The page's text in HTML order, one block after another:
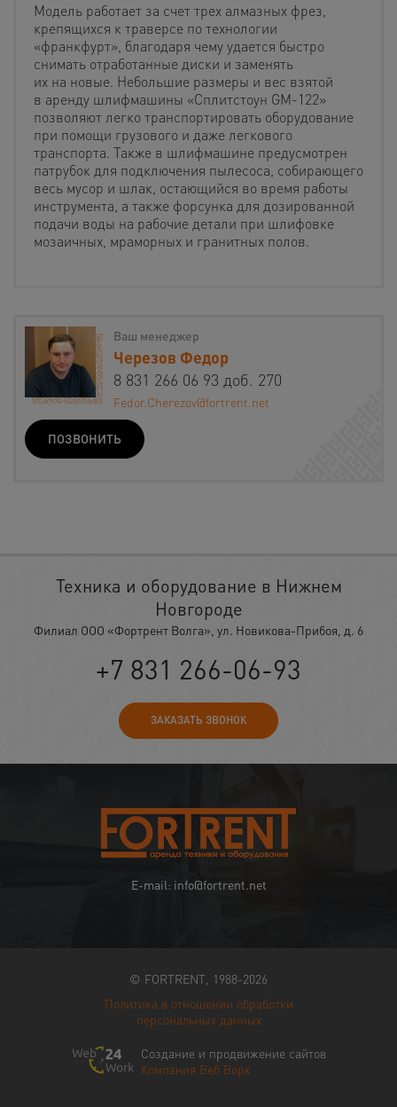
Модель работает за счет трех алмазных фрез,
крепящихся к траверсе по технологии
«франкфурт», благодаря чему удается быстро
снимать отработанные диски и заменять
их на новые. Небольшие размеры и вес взятой
в аренду шлифмашины «Сплитстоун GM-122»
позволяют легко транспортировать оборудование
при помощи грузового и даже легкового
транспорта. Также в шлифмашине предусмотрен
патрубок для подключения пылесоса, собирающего
весь мусор и шлак, остающийся во время работы
инструмента, а также форсунка для дозированной
подачи воды на рабочие детали при шлифовке
мозаичных, мраморных и гранитных полов.
Ваш менеджер
Черезов Федор
8 831 266 06 93 доб. 270
Fedor.Cherezov@fortrent.net
ПОЗВОНИТЬ
Техника и оборудование в Нижнем
Новгороде
Филиал ООО «Фортрент Волга», ул. Новикова-Прибоя, д. 6
+7 831 266-06-93
ЗАКАЗАТЬ ЗВОНОК
E-mail: info@fortrent.net
© FORTRENT, 1988-2026
Политика в отношении обработки
персональных данных
Создание и продвижение сайтов
Компания Веб Ворк